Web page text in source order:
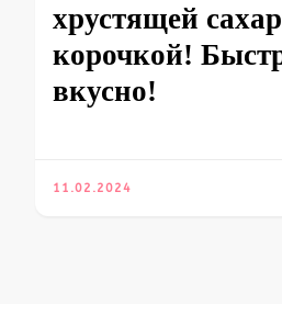
хрустящей
корочкой!
вкусно!
11.02.2024